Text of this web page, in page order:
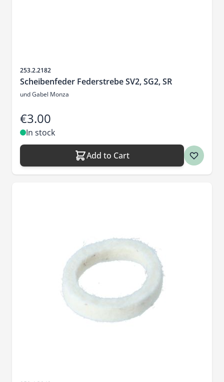
Sku
253.2.2182
Scheibenfeder Federstrebe SV2, SG2, SR
und Gabel Monza
€3.00
In stock
Add to Cart